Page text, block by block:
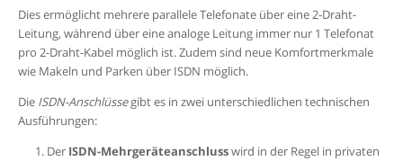
Dies ermöglicht mehrere parallele Telefonate über eine2-Draht-
Leitung, während über eine analoge Leitung immer nur 1 Telefonat
pro 2-Draht-Kabel möglich ist. Zudem sind neue Komfortmerkmale
wie Makeln und Parken über ISDN möglich.
Die ISDN-Anschlüssegibt es in zwei unterschiedlichen technischen
Ausführungen:
Der ISDN-Mehrgeräteanschlusswird in der Regel in privaten